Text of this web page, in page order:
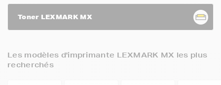
Toner LEXMARK MX
Les modèles d'imprimante LEXMARK MX les plus
recherchés